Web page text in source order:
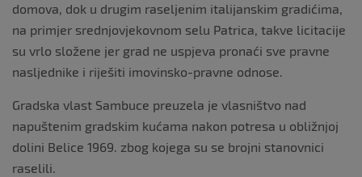
domova, dok u drugim raseljenim italijanskim gradićima,
na primjer srednjovjekovnom selu Patrica, takve licitacije
su vrlo složene jer grad ne uspjeva pronaći sve pravne
nasljednike i riješiti imovinsko-pravne odnose.
Gradska vlast Sambuce preuzela je vlasništvo nad
napuštenim gradskim kućama nakon potresa u obližnjoj
dolini Belice 1969. zbog kojega su se brojni stanovnici
raselili.